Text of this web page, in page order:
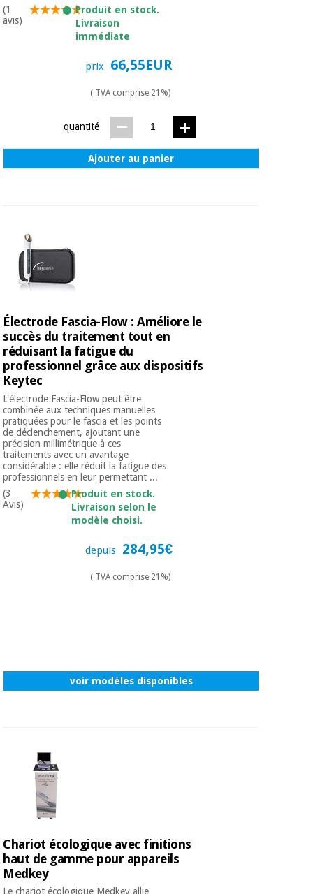
Orthopédie
(1
avis)
Produit en stock.
Livraison
immédiate
prix 66,55EUR
( TVA comprise 21%)
quantité
Ajouter au panier
Électrode Fascia-Flow : Améliore le
succès du traitement tout en
réduisant la fatigue du
professionnel grâce aux dispositifs
Keytec
L'électrode Fascia-Flow peut être
combinée aux techniques manuelles
pratiquées pour le fascia et les points
de déclenchement, ajoutant une
précision millimétrique à ces
traitements avec un avantage
considérable : elle réduit la fatigue des
professionnels en leur permettant ...
(3
Avis)
Produit en stock.
Livraison selon le
modèle choisi.
depuis 284,95€
( TVA comprise 21%)
voir modèles disponibles
Chariot écologique avec finitions
haut de gamme pour appareils
Medkey
Le chariot écologique Medkey allie